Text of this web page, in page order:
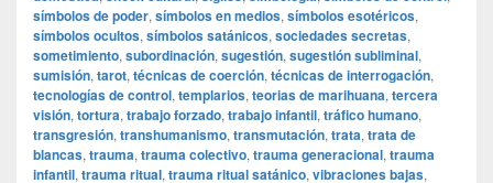
símbolos de poder, símbolos en medios, símbolos esotéricos,
símbolos ocultos, símbolos satánicos, sociedades secretas,
sometimiento, subordinación, sugestión, sugestión subliminal,
sumisión, tarot, técnicas de coerción, técnicas de interrogación,
tecnologías de control, templarios, teorias de marihuana, tercera
visión, tortura, trabajo forzado, trabajo infantil, tráfico humano,
transgresión, transhumanismo, transmutación, trata, trata de
blancas, trauma, trauma colectivo, trauma generacional, trauma
infantil, trauma ritual, trauma ritual satánico, vibraciones bajas,